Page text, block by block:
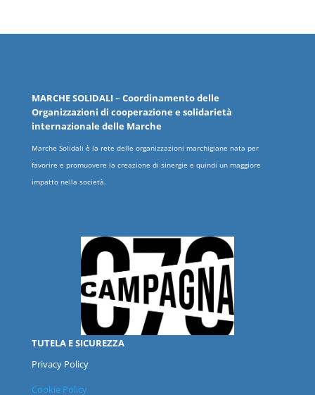
MARCHESOLIDALI– Coordinamento delle
Organizzazioni di cooperazione e solidarietà
internazionale delle Marche
Marche Solidali è la rete delle organizzazioni marchigiane nata per
favorire e promuovere la creazione di sinergie e quindi un maggiore
impatto nella società.
TUTELA E SICUREZZA
Privacy Policy
Cookie Policy